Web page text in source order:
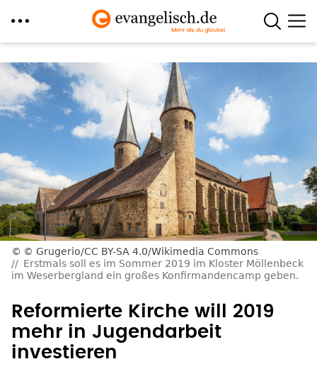
zum
Inhalt
© Grugerio/CC BY-SA 4.0/Wikimedia Commons
Erstmals soll es im Sommer 2019 im Kloster Möllenbeck
im Weserbergland ein großes Konfirmandencamp geben.
Reformierte Kirche will 2019
mehr in Jugendarbeit
investieren